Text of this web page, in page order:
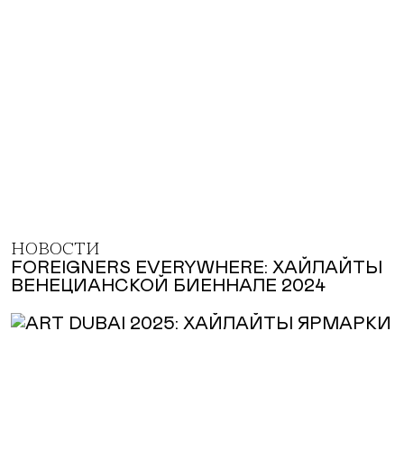
НОВОСТИ
FOREIGNERS EVERYWHERE: ХАЙЛАЙТЫ
ВЕНЕЦИАНСКОЙ БИЕННАЛЕ 2024